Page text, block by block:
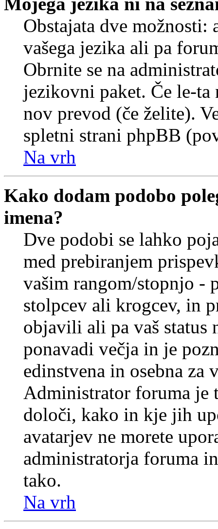
Obstajata dve
vašega jezika ali pa
Obrnite se na
jezikovni paket. Če le-ta
nov prevod (če želite).
spletni strani phpBB
Na vrh
Kako dodam podobo
imena?
Dve podobi se lahko
med prebiranjem
vašim rangom/stopnjo -
stolpcev ali krogcev, in
objavili ali pa vaš status
ponavadi večja in je
edinstvena in osebna za
Administrator foruma je
določi, kako in kje jih
avatarjev ne morete
administratorja foruma
tako.
Na vrh